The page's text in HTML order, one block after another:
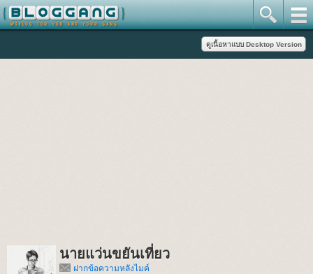
นายแว่นขยันเที่ยว
ฝากข้อความหลังไมค์